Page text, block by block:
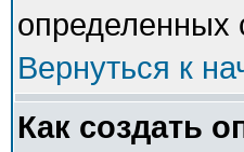
определенных
Вернуться к
Как создать